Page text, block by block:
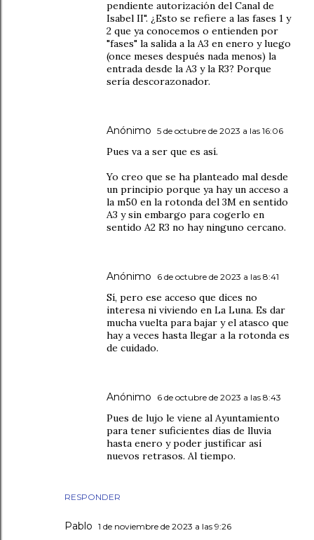
RESPONDER
pendiente autorización del Canal de
Isabel II". ¿Esto se refiere a las fases 1 y
2 que ya conocemos o entienden por
"fases" la salida a la A3 en enero y luego
(once meses después nada menos) la
entrada desde la A3 y la R3? Porque
sería descorazonador.
Anónimo 5 de octubre de 2023 a las 16:06
Pues va a ser que es así.
Yo creo que se ha planteado mal desde
un principio porque ya hay un acceso a
la m50 en la rotonda del 3M en sentido
A3 y sin embargo para cogerlo en
sentido A2 R3 no hay ninguno cercano.
Anónimo 6 de octubre de 2023 a las 8:41
Sí, pero ese acceso que dices no
interesa ni viviendo en La Luna. Es dar
mucha vuelta para bajar y el atasco que
hay a veces hasta llegar a la rotonda es
de cuidado.
Anónimo 6 de octubre de 2023 a las 8:43
Pues de lujo le viene al Ayuntamiento
para tener suficientes días de lluvia
hasta enero y poder justificar así
nuevos retrasos. Al tiempo.
Pablo 1 de noviembre de 2023 a las 9:26